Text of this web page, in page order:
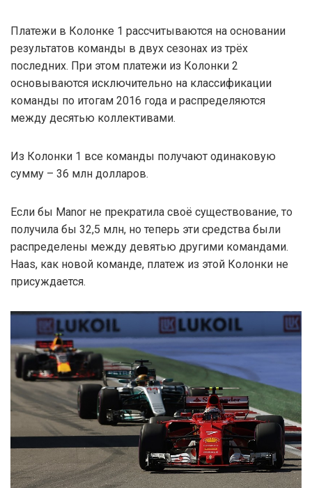
Платежи в Колонке 1 рассчитываются на основании
результатов команды в двух сезонах из трёх
последних. При этом платежи из Колонки 2
основываются исключительно на классификации
команды по итогам 2016 года и распределяются
между десятью коллективами.
Из Колонки 1 все команды получают одинаковую
сумму – 36 млн долларов.
Если бы Manor не прекратила своё существование, то
получила бы 32,5 млн, но теперь эти средства были
распределены между девятью другими командами.
Haas, как новой команде, платеж из этой Колонки не
присуждается.